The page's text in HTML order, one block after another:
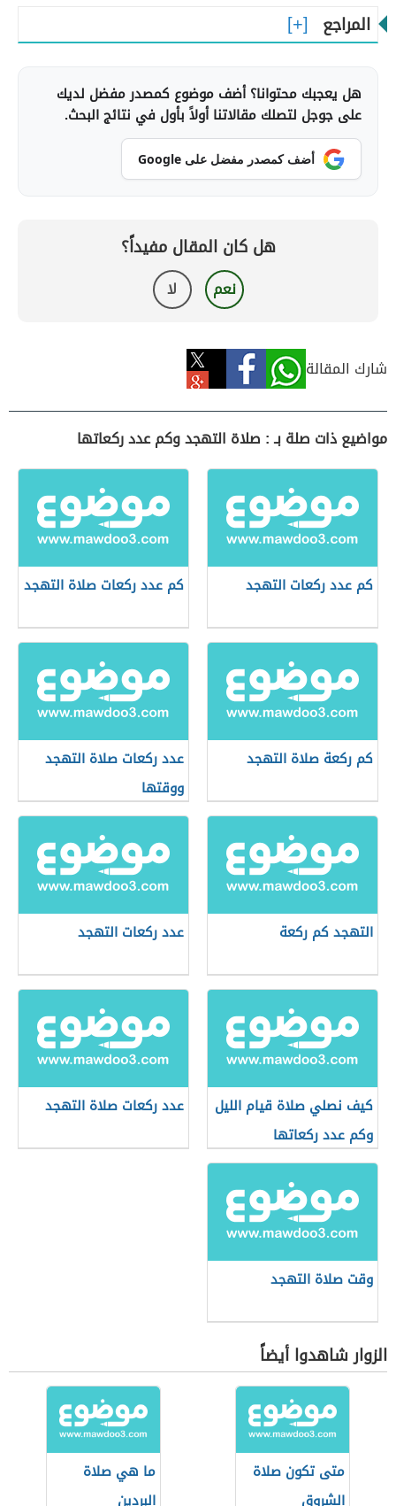
المراجع
هل يعجبك محتوانا؟ أضف موضوع كمصدر مفضل لديك
على جوجل لتصلك مقالاتنا أولاً بأول في نتائج البحث.
أضف كمصدر مفضل على Google
هل كان المقال مفيداً؟
نعم لا
شارك المقالة
مواضيع ذات صلة بـ : صلاة التهجد وكم عدد ركعاتها
كم عدد ركعات التهجد كم عدد ركعات صلاة التهجد
كم ركعة صلاة التهجد
عدد ركعات صلاة التهجد
ووقتها
التهجد كم ركعة عدد ركعات التهجد
كيف نصلي صلاة قيام الليل
وكم عدد ركعاتها
عدد ركعات صلاة التهجد
وقت صلاة التهجد
الزوار شاهدوا أيضاً
متى تكون صلاة
الشروق
ما هي صلاة
البردين